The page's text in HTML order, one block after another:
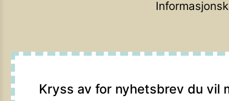
Kryss av for nyhetsbrev du vil